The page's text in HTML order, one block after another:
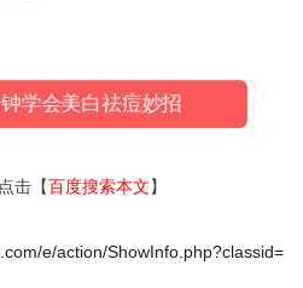
学会美白祛痘妙招
击【百度搜索本文】
e/action/ShowInfo.php?classid=